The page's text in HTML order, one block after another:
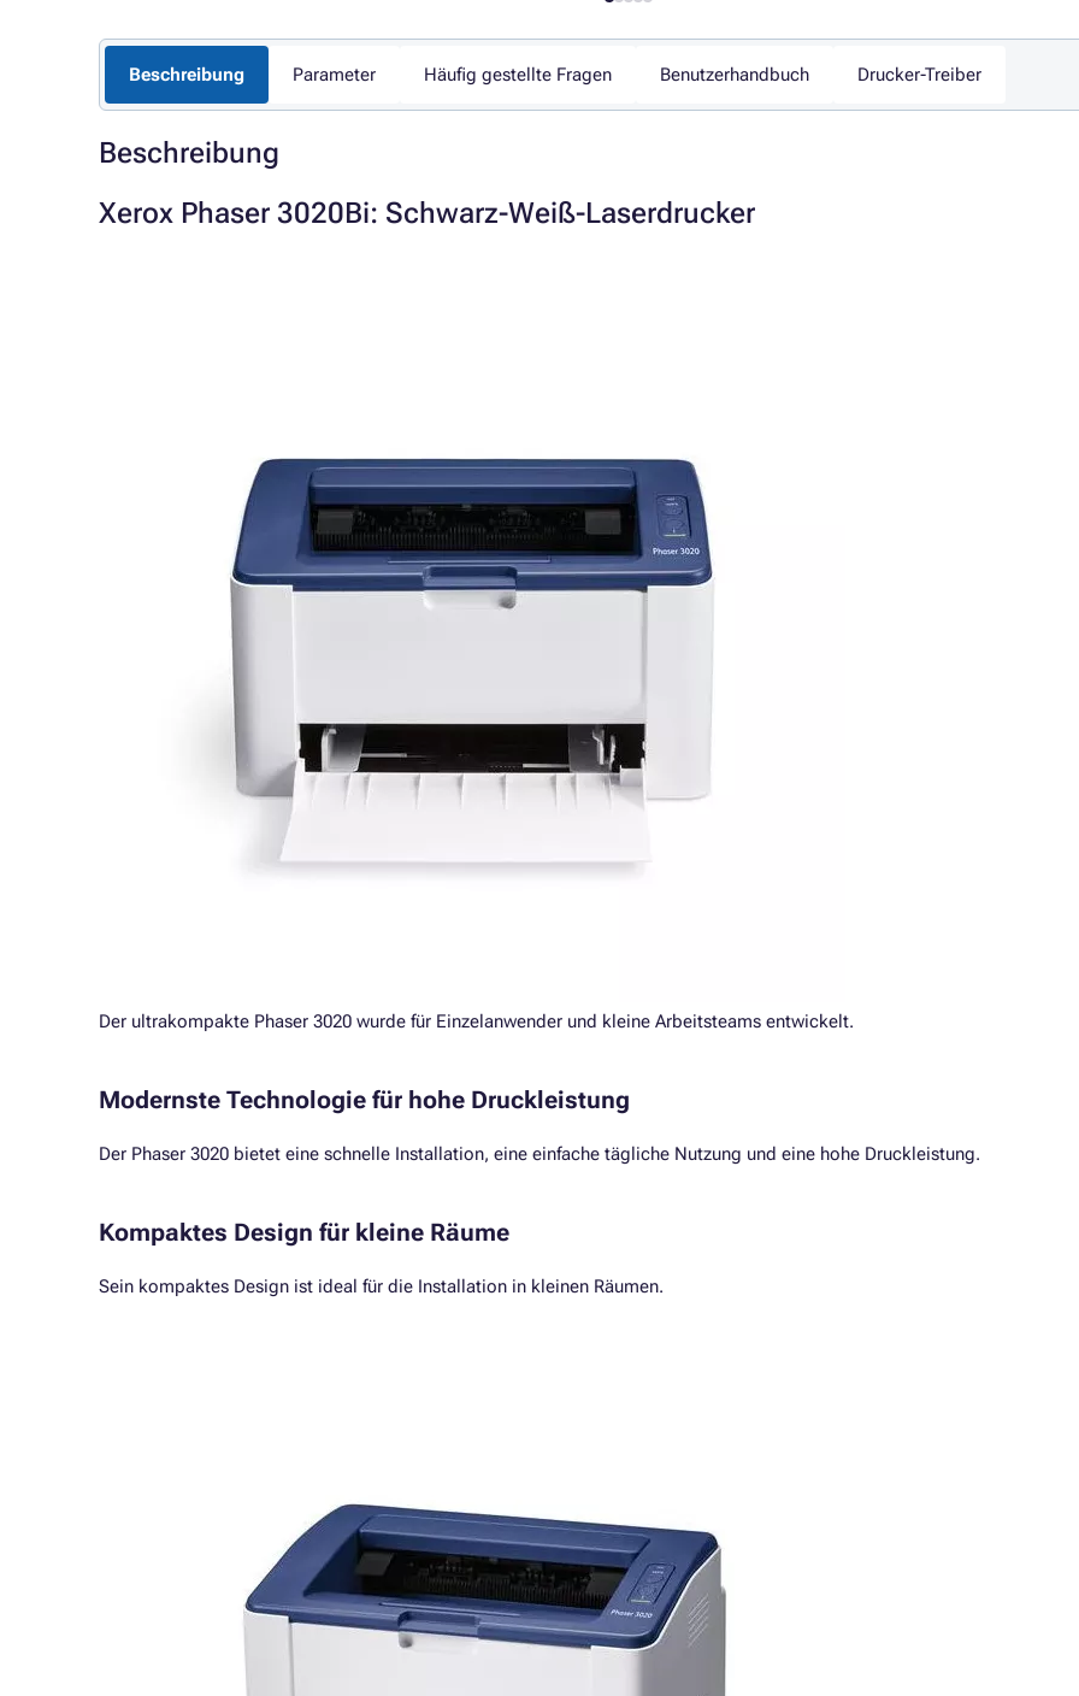
Beschreibung Parameter Häufig gestellte Fragen Benutzerhandbuch Drucker-Treiber
Beschreibung
Xerox Phaser 3020Bi: Schwarz-Weiß-Laserdrucker
Der ultrakompakte Phaser 3020 wurde für Einzelanwender und kleine Arbeitsteams entwickelt.
Modernste Technologie für hohe Druckleistung
Der Phaser 3020 bietet eine schnelle Installation, eine einfache tägliche Nutzung und eine hohe Druckleistung.
Kompaktes Design für kleine Räume
Sein kompaktes Design ist ideal für die Installation in kleinen Räumen.